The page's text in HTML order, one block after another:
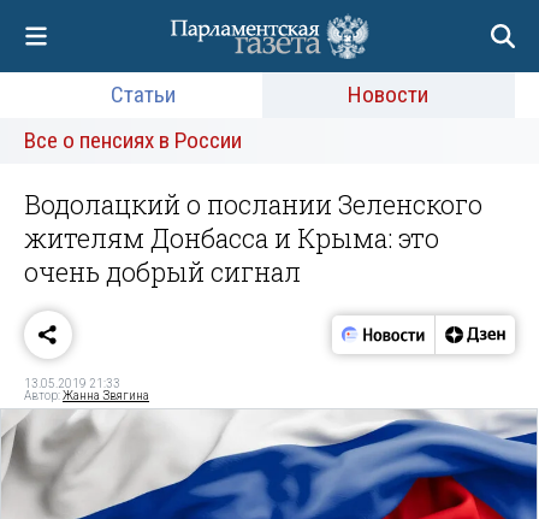
Статьи
Новости
Все о пенсиях в России
Водолацкий о послании Зеленского
жителям Донбасса и Крыма: это
очень добрый сигнал
13.05.2019 21:33
Автор:Жанна Звягина